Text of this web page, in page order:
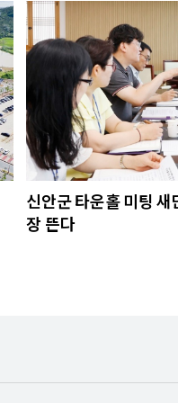
신안군 타운홀 미팅
장 뜬다